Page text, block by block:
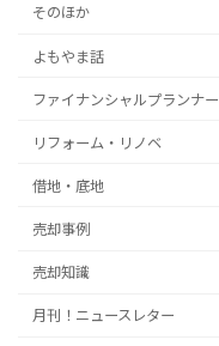
そのほか
よもやま話
ファイナンシャルプランナー
リフォーム・リノベ
借地・底地
売却事例
売却知識
月刊！ニュースレター